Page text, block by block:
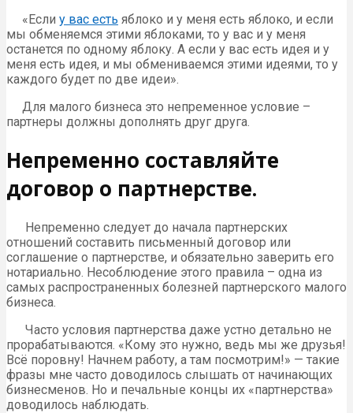
«Если у вас есть яблоко и у меня есть яблоко, и если
мы обменяемся этими яблоками, то у вас и у меня
останется по одному яблоку. А если у вас есть идея и у
меня есть идея, и мы обмениваемся этими идеями, то у
каждого будет по две идеи».
Для малого бизнеса это непременное условие –
партнеры должны дополнять друг друга.
Непременно составляйте
договор о партнерстве.
Непременно следует до начала партнерских
отношений составить письменный договор или
соглашение о партнерстве, и обязательно заверить его
нотариально. Несоблюдение этого правила – одна из
самых распространенных болезней партнерского малого
бизнеса.
Часто условия партнерства даже устно детально не
прорабатываются. «Кому это нужно, ведь мы же друзья!
Всё поровну! Начнем работу, а там посмотрим!» — такие
фразы мне часто доводилось слышать от начинающих
бизнесменов. Но и печальные концы их «партнерства»
доводилось наблюдать.